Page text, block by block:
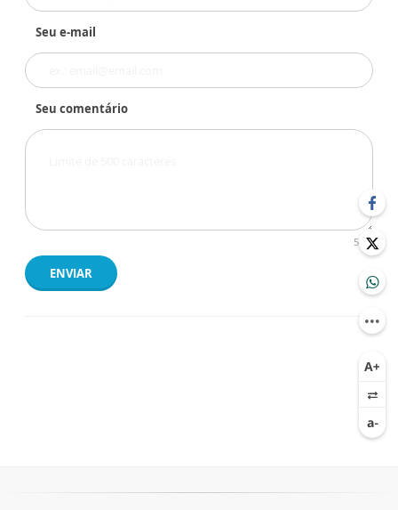
Seu e-mail
Seu comentário
500
ENVIAR